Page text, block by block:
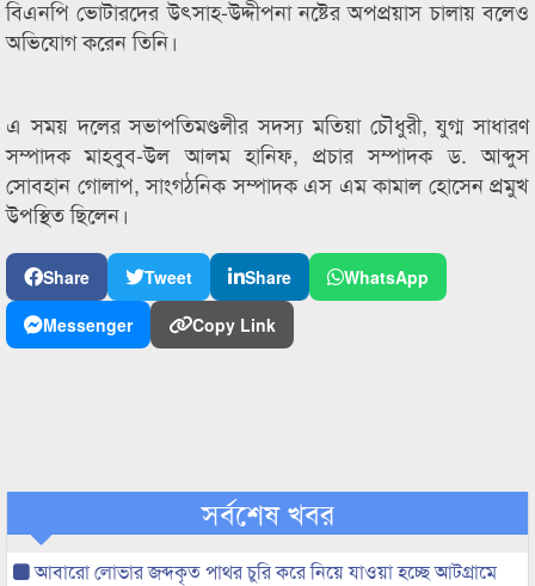
বিএনপি ভোটারদের উৎসাহ-উদ্দীপনা নষ্টের অপপ্রয়াস চালায় বলেও
অভিযোগ করেন তিনি।
এ সময় দলের সভাপতিমণ্ডলীর সদস্য মতিয়া চৌধুরী, যুগ্ম সাধারণ
সম্পাদক মাহবুব-উল আলম হানিফ, প্রচার সম্পাদক ড. আব্দুস
সোবহান গোলাপ, সাংগঠনিক সম্পাদক এস এম কামাল হোসেন প্রমুখ
উপস্থিত ছিলেন।
Share Tweet Share
WhatsApp
Messenger
Copy Link
সর্বশেষ খবর
আবারো লোভার জব্দকৃত পাথর চুরি করে নিয়ে যাওয়া হচ্ছে আটগ্রামে